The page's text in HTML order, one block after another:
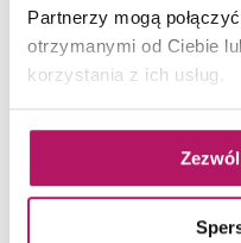
Partnerzy mogą
otrzymanymi od Ciebie
korzystania z ich usług.
zieleni
Biel, z wyjątkiem pokoi
występuje —mówi
przestrzeń i dobre
optyczne powiększanie
być raczej nastrojowo i